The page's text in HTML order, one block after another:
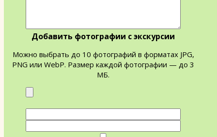
Добавить фотографии с экскурсии
Можно выбрать до 10 фотографий в форматах JPG,
PNG или WebP. Размер каждой фотографии — до 3
МБ.